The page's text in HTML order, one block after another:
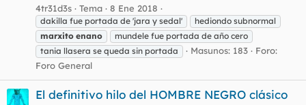
4tr31d3s Tema 8 Ene 2018
dakilla fue portada de 'jara y sedal'
hediondo subnormal
marxito enano
mundele fue portada de año cero
tania llasera se queda sin portada
Masunos: 183
Foro:
Foro General
El definitivo hilo del HOMBRE NEGRO clásico